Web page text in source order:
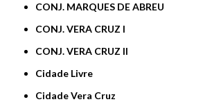
CONJ. MARQUES DE ABREU
CONJ. VERA CRUZ I
CONJ. VERA CRUZ II
Cidade Livre
Cidade Vera Cruz